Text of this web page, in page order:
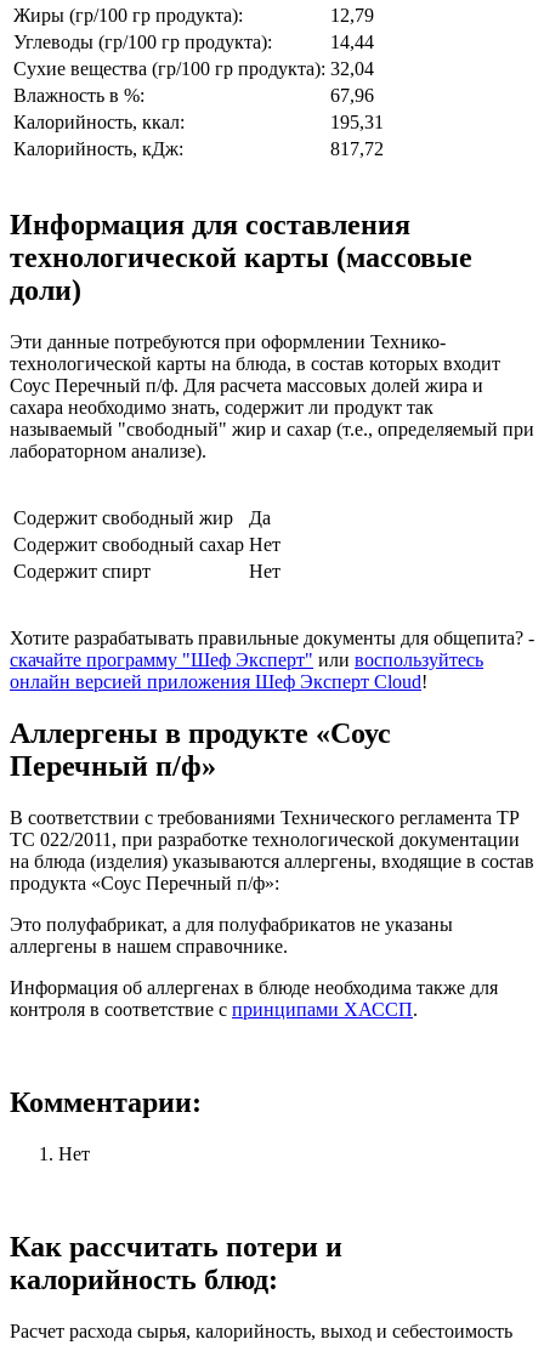
Жиры (гр/100 гр продукта):
12,79
Углеводы (гр/100 гр продукта):
14,44
Сухие вещества (гр/100 гр продукта): 32,04
Влажность в %:
67,96
Калорийность, ккал:
195,31
Калорийность, кДж:
817,72
Информация для составления
технологической карты (массовые
доли)
Эти данные потребуются при оформлении Технико-
технологической карты на блюда, в состав которых входит
Соус Перечный п/ф. Для расчета массовых долей жира и
сахара необходимо знать, содержит ли продукт так
называемый "свободный" жир и сахар (т.е., определяемый при
лабораторном анализе).
Содержит свободный жир
Да
Содержит свободный сахар Нет
Содержит спирт
Нет
Хотите разрабатывать правильные документы для общепита? -
скачайте программу "Шеф Эксперт" или воспользуйтесь
онлайн версией приложения Шеф Эксперт Cloud!
Аллергены в продукте «Соус
Перечный п/ф»
В соответствии с требованиями Технического регламента ТР
ТС 022/2011, при разработке технологической документации
на блюда (изделия) указываются аллергены, входящие в состав
продукта «Соус Перечный п/ф»:
Это полуфабрикат, а для полуфабрикатов не указаны
аллергены в нашем справочнике.
Информация об аллергенах в блюде необходима также для
контроля в соответствие с принципами ХАССП.
Комментарии:
Нет
Как рассчитать потери и
калорийность блюд:
Расчет расхода сырья, калорийность, выход и себестоимость